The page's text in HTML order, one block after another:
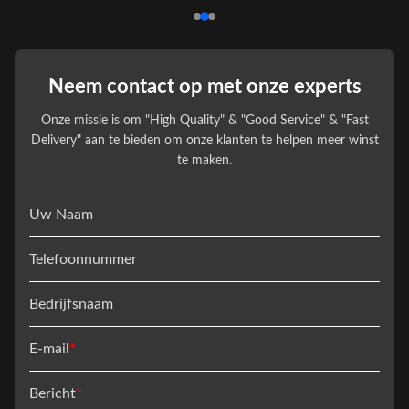
Neem contact op met onze experts
Onze missie is om "High Quality" & "Good Service" & "Fast
Delivery" aan te bieden om onze klanten te helpen meer winst
te maken.
Uw Naam
Telefoonnummer
Bedrijfsnaam
E-mail *
Bericht*